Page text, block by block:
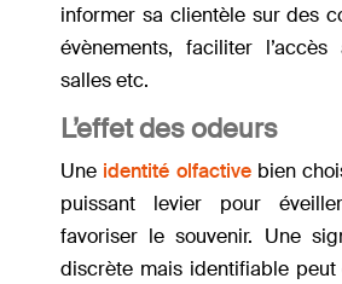
informer sa clientèle sur des
évènements, faciliter
salles etc.
L’effet des odeurs
Une identité olfactivebien
puissant levier pour
favoriser le souvenir. Une
discrète mais identifiable peut